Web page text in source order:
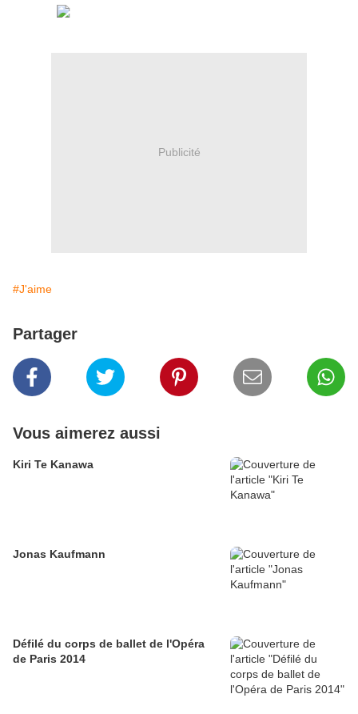
Publicité
#J'aime
Partager
Vous aimerez aussi
Kiri Te Kanawa
Jonas Kaufmann
Défilé du corps de ballet de l'Opéra
de Paris 2014